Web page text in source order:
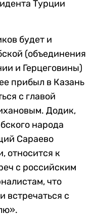
Турции
будет и
(объединения
и Герцеговины)
прибыл в Казань
с главой
Додик,
народа
Сараево
относится к
с российским
что
встречаться с